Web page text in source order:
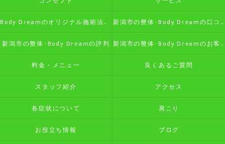
Body Dreamのオリジナル施術法の特徴 新潟市の整体･Body Dreamの口コミ情報
新潟市の整体･Body Dreamの評判 新潟市の整体･Body Dreamのお客様の声
料金・メニュー 良くあるご質問
スタッフ紹介 アクセス
各症状について 肩こり
お役立ち情報 ブログ